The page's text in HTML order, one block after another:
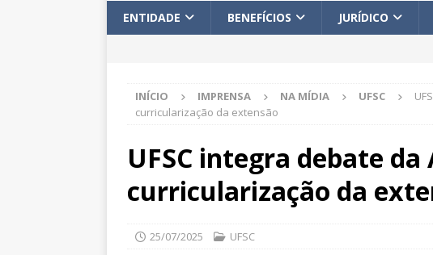
ENTIDADE BENEFÍCIOS JURÍDICO
INÍCIO IMPRENSA NA MÍDIA UFSC
curricularização da extensão
UFSC integra debate
curricularização da
25/07/2025 UFSC